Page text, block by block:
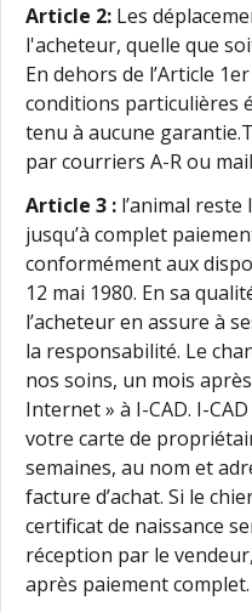
Article 2: Les
l'acheteur, quelle que
En dehors de l’Article
conditions particulières
tenu à aucune
par courriers A-R ou
Article 3 : l’animal
jusqu’à complet
conformément aux
12 mai 1980. En sa
l’acheteur en assure à
la responsabilité. Le
nos soins, un mois
Internet » à I-CAD. I-
votre carte de
semaines, au nom et
facture d’achat. Si le
certificat de naissance
réception par le
après paiement complet.